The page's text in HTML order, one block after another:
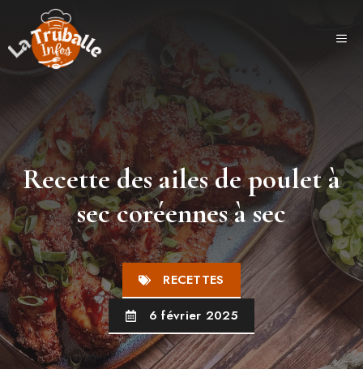
contenu
Recette des ailes de poulet à
sec coréennes à sec
RECETTES
6 février 2025